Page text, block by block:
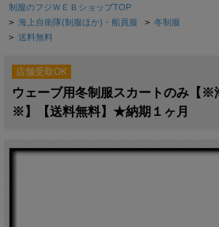
制服のフジＷＥＢショップTOP
> 海上自衛隊(制服ほか)・船員服 > 冬制服
> 送料無料
店舗受取OK
ウェーブ用冬制服スカートのみ【※
※】【送料無料】★納期１ヶ月